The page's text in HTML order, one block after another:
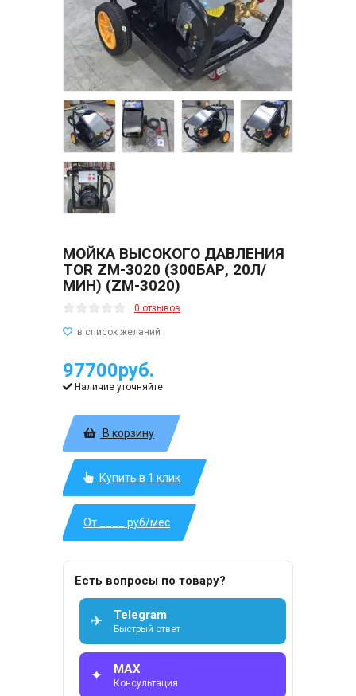
МОЙКА ВЫСОКОГО ДАВЛЕНИЯ
TOR ZM-3020 (300БАР, 20Л/
МИН) (ZM-3020)
0 отзывов
97700руб.
Наличие уточняйте
В корзину
Купить в 1 клик
От ____ руб/мес
Есть вопросы по товару?
✈ Telegram
Быстрый ответ
✦ MAX
Консультация